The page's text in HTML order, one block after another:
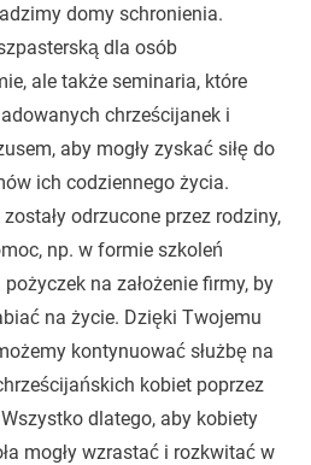
domy schronienia.
dla osób
ale także seminaria, które
chrześcijanek i
aby mogły zyskać siłę do
ich codziennego życia.
odrzucone przez rodziny,
np. w formie szkoleń
na założenie firmy, by
na życie. Dzięki Twojemu
kontynuować służbę na
kobiet poprzez
dlatego, aby kobiety
mogły wzrastać i rozkwitać w